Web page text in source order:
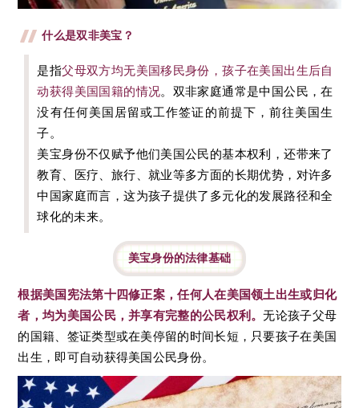
什么是双非美宝？
是指父母双方均无美国移民身份，孩子在美国出生后自
动获得美国国籍的情况。双非家庭通常是中国公民，在
没有任何美国居留或工作签证的前提下，前往美国生
子。
美宝身份不仅赋予他们美国公民的基本权利，还带来了
教育、医疗、旅行、就业等多方面的长期优势，对许多
中国家庭而言，这为孩子提供了多元化的发展路径和全
球化的未来。
美宝身份的法律基础
根据美国宪法第十四修正案，任何人在美国领土出生或归化
者，均为美国公民，并享有完整的公民权利。无论孩子父母
的国籍、签证类型或在美停留的时间长短，只要孩子在美国
出生，即可自动获得美国公民身份。